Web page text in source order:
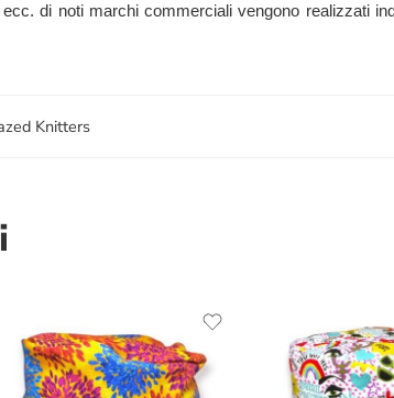
di noti marchi commerciali vengono realizzati
Knitters